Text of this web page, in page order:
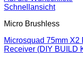
Schnellansicht
Micro Brushless
Microsquad 75mm
Receiver (DIY BUILD